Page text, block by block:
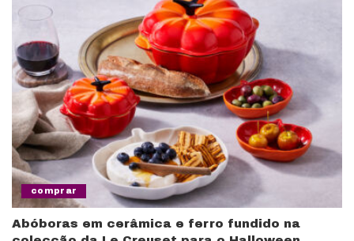
comprar
Abóboras em cerâmica e ferro fundido na